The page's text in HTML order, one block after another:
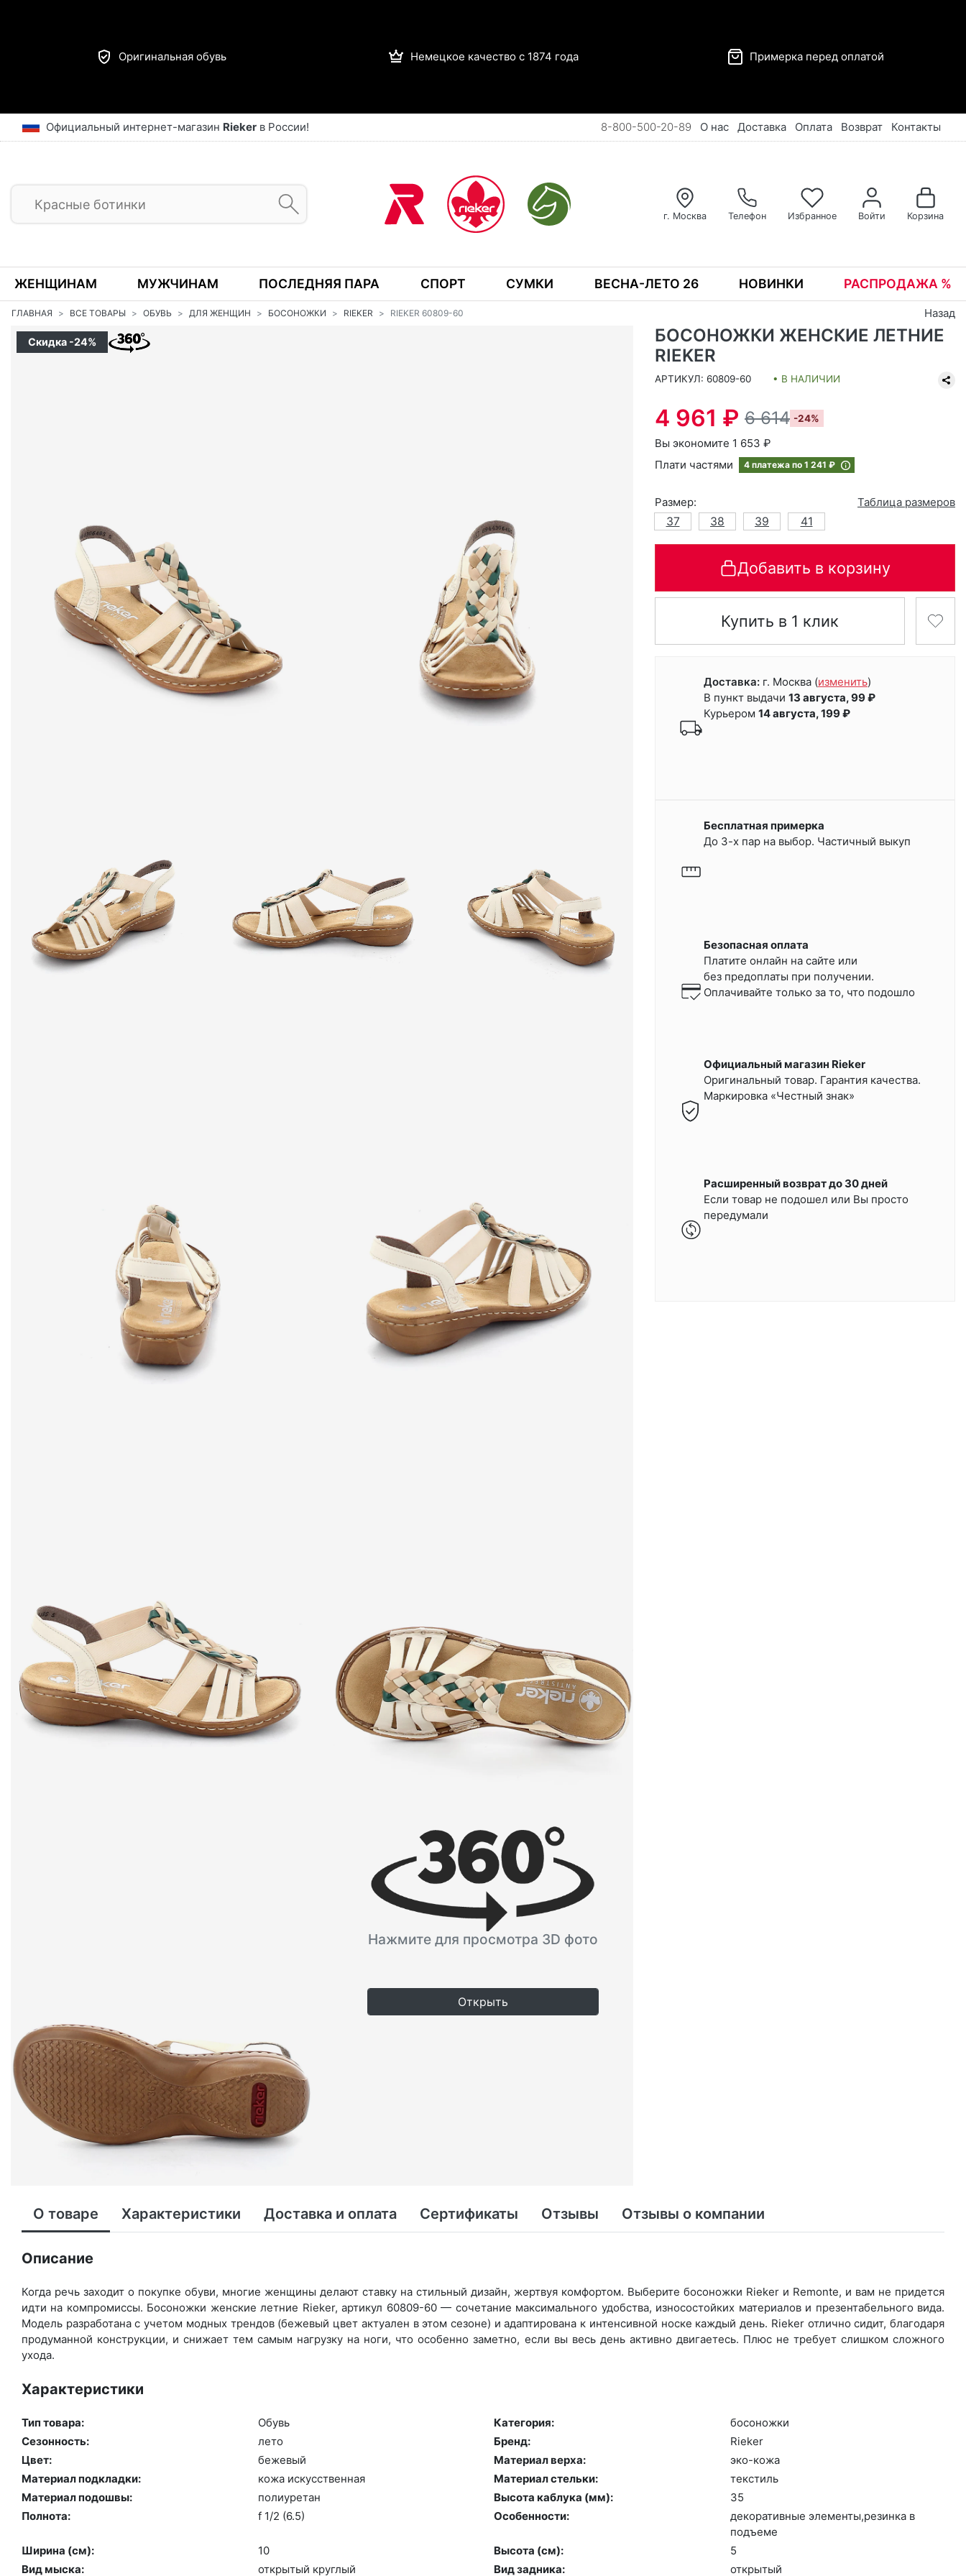
Оригинальная обувь Немецкое качество с 1874 года Примерка перед оплатой
Официальный интернет-магазин Rieker в России! 8-800-500-20-89 О нас Доставка Оплата Возврат Контакты
г. Москва Телефон Избранное Войти Корзина
ЖЕНЩИНАМ МУЖЧИНАМ ПОСЛЕДНЯЯ ПАРА СПОРТ СУМКИ ВЕСНА-ЛЕТО 26 НОВИНКИ РАСПРОДАЖА %
ГЛАВНАЯ ВСЕ ТОВАРЫ ОБУВЬ ДЛЯ ЖЕНЩИН БОСОНОЖКИ RIEKER RIEKER 60809-60 Назад
Скидка -24%
Нажмите для просмотра 3D фото
Открыть
БОСОНОЖКИ ЖЕНСКИЕ ЛЕТНИЕ
RIEKER
АРТИКУЛ: 60809-60 • В НАЛИЧИИ
4 961 ₽ 6 614 -24%
Вы экономите 1 653 ₽
Плати частями
4 платежа по 1 241 ₽
Размер:
Таблица размеров
37
38 39 41
Добавить в корзину
Купить в 1 клик
Доставка: г. Москва (изменить)
В пункт выдачи 13 августа, 99 ₽
Курьером 14 августа, 199 ₽
Бесплатная примерка
До 3-х пар на выбор. Частичный выкуп
Безопасная оплата
Платите онлайн на сайте или
без предоплаты при получении.
Оплачивайте только за то, что подошло
Официальный магазин Rieker
Оригинальный товар. Гарантия качества.
Маркировка «Честный знак»
Расширенный возврат до 30 дней
Если товар не подошел или Вы просто
передумали
О товаре Характеристики Доставка и оплата Сертификаты Отзывы Отзывы о компании
Описание
Когда речь заходит о покупке обуви, многие женщины делают ставку на стильный дизайн, жертвуя комфортом. Выберите бо­сонож­ки Rieker и Remonte, и вам не придется
идти на компромиссы. Босоножки женские летние Rieker, артикул 60809-60 — сочетание максимального удобства, износостойких материалов и презентабельного вида.
Модель разработана с учетом модных трендов (бе­жевый цвет актуален в этом сезоне) и адаптирована к интенсивной носке каждый день. Ri­eker отлично сидит, благодаря
продуманной конструкции, и снижает тем самым нагрузку на ноги, что особенно заметно, если вы весь день активно двигаетесь. Плюс не требует слишком сложного
ухода.
Характеристики
Тип товара: Обувь Категория:
бо­сонож­ки
Сезонность:
ле­то Бренд:
Ri­eker
Цвет:
бе­жевый Материал верха:
эко-ко­жа
Материал подкладки:
ко­жа ис­кусс­твен­ная Материал стельки:
текс­тиль
Материал подошвы:
по­ли­уре­тан Высота каблука (мм):
35
Полнота:
f 1/2 (6.5) Особенности:
де­кора­тив­ные эле­мен­ты,ре­зин­ка в
подъ­еме
Ширина (см):
10 Высота (cм):
5
Вид мыска:
отк­ры­тый круг­лый Вид задника: отк­ры­тый